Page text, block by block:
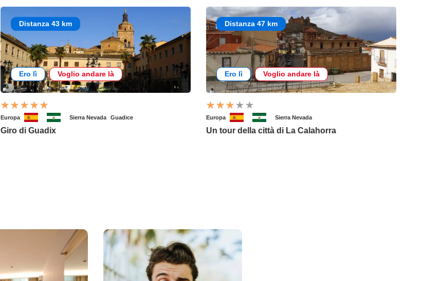
Distanza 43 km
Ero lì Voglio andare là
Europa Sierra Nevada Guadice
Giro di Guadix
Distanza 47 km
Ero lì Voglio andare là
Europa Sierra Nevada
Un tour della città di La Calahorra